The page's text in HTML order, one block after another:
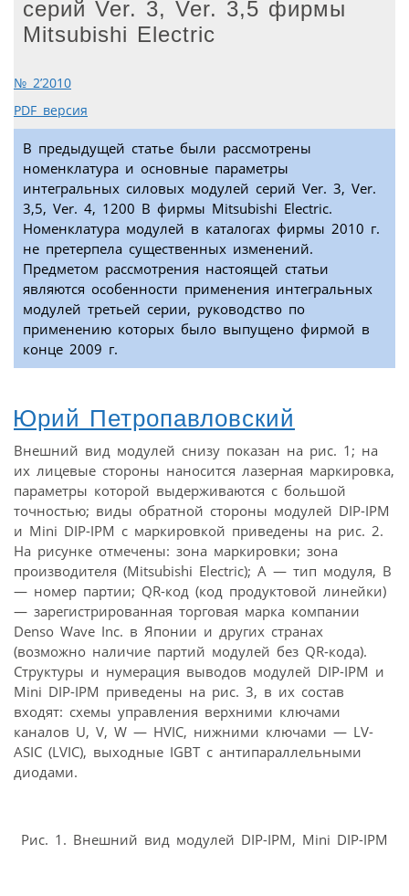
серий Ver. 3, Ver. 3,5 фирмы
Mitsubishi Electric
№ 2’2010
PDF версия
В предыдущей статье были рассмотрены
номенклатура и основные параметры
интегральных силовых модулей серий Ver. 3, Ver.
3,5, Ver. 4, 1200 В фирмы Mitsubishi Electric.
Номенклатура модулей в каталогах фирмы 2010 г.
не претерпела существенных изменений.
Предметом рассмотрения настоящей статьи
являются особенности применения интегральных
модулей третьей серии, руководство по
применению которых было выпущено фирмой в
конце 2009 г.
Юрий Петропавловский
Внешний вид модулей снизу показан на рис. 1; на
их лицевые стороны наносится лазерная маркировка,
параметры которой выдерживаются с большой
точностью; виды обратной стороны модулей DIP-IPM
и Mini DIP-IPM с маркировкой приведены на рис. 2.
На рисунке отмечены: зона маркировки; зона
производителя (Mitsubishi Electric); А — тип модуля, В
— номер партии; QR-код (код продуктовой линейки)
— зарегистрированная торговая марка компании
Denso Wave Inc. в Японии и других странах
(возможно наличие партий модулей без QR-кода).
Структуры и нумерация выводов модулей DIP-IPM и
Mini DIP-IPM приведены на рис. 3, в их состав
входят: схемы управления верхними ключами
каналов U, V, W — HVIC, нижними ключами — LV-
ASIC (LVIC), выходные IGBT с антипараллельными
диодами.
Рис. 1. Внешний вид модулей DIP-IPM, Mini DIP-IPM